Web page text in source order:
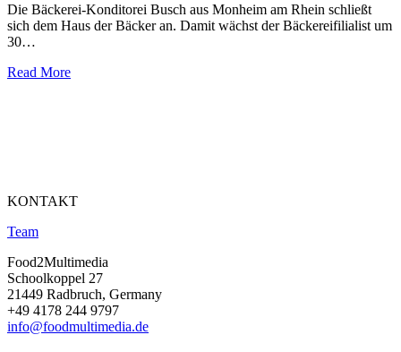
Die Bäckerei-Konditorei Busch aus Monheim am Rhein schließt
sich dem Haus der Bäcker an. Damit wächst der Bäckereifilialist um
30…
Read More
KONTAKT
Team
Food2Multimedia
Schoolkoppel 27
21449 Radbruch, Germany
+49 4178 244 9797
info@foodmultimedia.de